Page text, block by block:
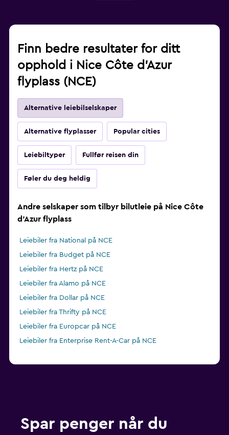
Finn bedre resultater for ditt
opphold i Nice Côte d'Azur
flyplass (NCE)
Alternative leiebilselskaper
Alternative flyplasser Popular cities
Leiebiltyper Fullfør reisen din
Føler du deg heldig
Andre selskaper som tilbyr bilutleie på Nice Côte
d'Azur flyplass
Leiebiler fra National på NCE
Leiebiler fra Budget på NCE
Leiebiler fra Hertz på NCE
Leiebiler fra Alamo på NCE
Leiebiler fra Dollar på NCE
Leiebiler fra Thrifty på NCE
Leiebiler fra Europcar på NCE
Leiebiler fra Enterprise Rent-A-Car på NCE
Spar penger når du